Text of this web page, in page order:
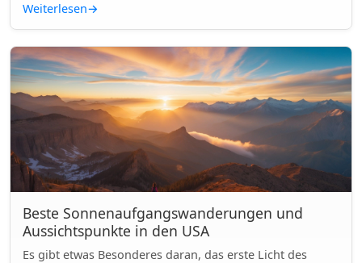
Weiterlesen→
Beste Sonnenaufgangswanderungen und
Aussichtspunkte in den USA
Es gibt etwas Besonderes daran, das erste Licht des